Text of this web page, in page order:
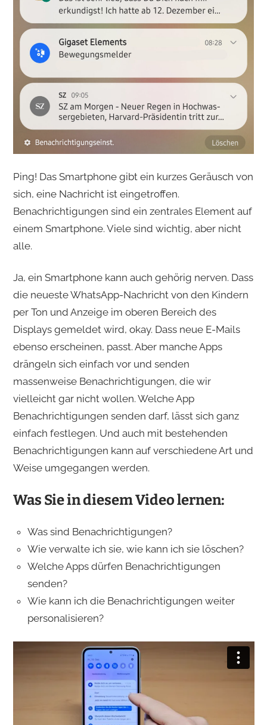
Ping! Das Smartphone gibt ein kurzes Geräusch von
sich, eine Nachricht ist eingetroffen.
Benachrichtigungen sind ein zentrales Element auf
einem Smartphone. Viele sind wichtig, aber nicht
alle.
Ja, ein Smartphone kann auch gehörig nerven. Dass
die neueste WhatsApp-Nachricht von den Kindern
per Ton und Anzeige im oberen Bereich des
Displays gemeldet wird, okay. Dass neue E-Mails
ebenso erscheinen, passt. Aber manche Apps
drängeln sich einfach vor und senden
massenweise Benachrichtigungen, die wir
vielleicht gar nicht wollen. Welche App
Benachrichtigungen senden darf, lässt sich ganz
einfach festlegen. Und auch mit bestehenden
Benachrichtigungen kann auf verschiedene Art und
Weise umgegangen werden.
Was Sie in diesem Video lernen:
Was sind Benachrichtigungen?
Wie verwalte ich sie, wie kann ich sie löschen?
Welche Apps dürfen Benachrichtigungen
senden?
Wie kann ich die Benachrichtigungen weiter
personalisieren?